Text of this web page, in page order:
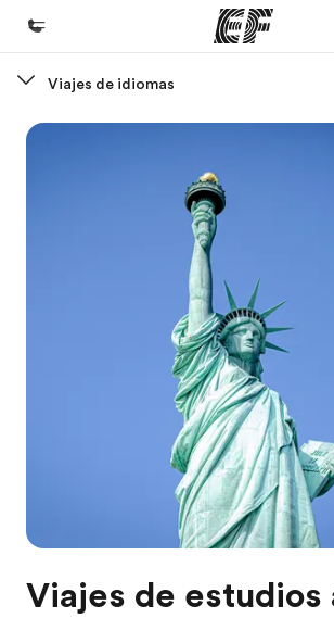
Bienvenido a EF
Viajes de idiomas
Viajes de estudios